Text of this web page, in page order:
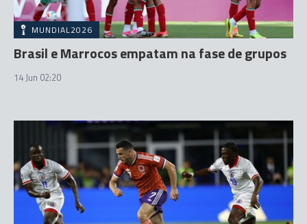
MUNDIAL2026
Brasil e Marrocos empatam na fase de grupos
14 Jun 02:20